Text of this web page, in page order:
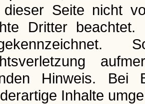
Seite nicht
Dritter
Hinweis. Bei
Inhalte